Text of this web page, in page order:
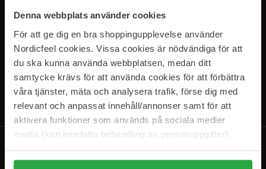
Denna webbplats använder cookies
För att ge dig en bra shoppingupplevelse använder
Nordicfeel cookies. Vissa cookies är nödvändiga för att
du ska kunna använda webbplatsen, medan ditt
samtycke krävs för att använda cookies för att förbättra
våra tjänster, mäta och analysera trafik, förse dig med
relevant och anpassat innehåll/annonser samt för att
aktivera funktioner som används på sociala medier
media (kan innefatta behandling av personuppgifter).
Genom att trycka på "Tillåt alla cookies" accepterar du
PRENUMERERA PÅ VÅRA
NYHETSBREV
E-postadress
Genom att prenumerera accepterar du vårIntegritetspolicy.